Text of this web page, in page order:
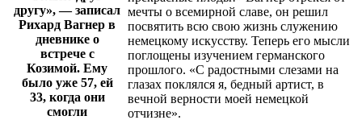
другу», — записал
Рихард Вагнер в
дневнике о
встрече с
Козимой. Ему
было уже 57, ей
33, когда они
смогли
мечты о всемирной славе, он решил
посвятить всю свою жизнь служению
немецкому искусству. Теперь его мысли
поглощены изучением германского
прошлого. «С радостными слезами на
глазах поклялся я, бедный артист, в
вечной верности моей немецкой
отчизне».